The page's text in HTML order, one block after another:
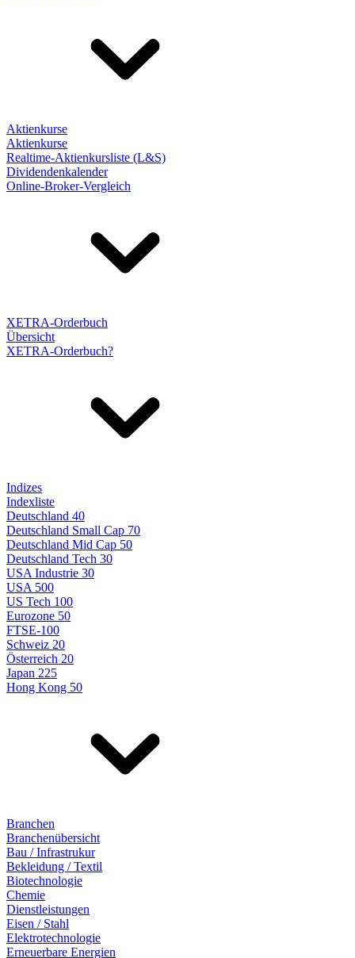
Aktienkurse
Aktienkurse
Realtime-Aktienkursliste (L&S)
Dividendenkalender
Online-Broker-Vergleich
XETRA-Orderbuch
Übersicht
XETRA-Orderbuch?
Indizes
Indexliste
Deutschland 40
Deutschland Small Cap 70
Deutschland Mid Cap 50
Deutschland Tech 30
USA Industrie 30
USA 500
US Tech 100
Eurozone 50
FTSE-100
Schweiz 20
Österreich 20
Japan 225
Hong Kong 50
Branchen
Branchenübersicht
Bau / Infrastrukur
Bekleidung / Textil
Biotechnologie
Chemie
Dienstleistungen
Eisen / Stahl
Elektrotechnologie
Erneuerbare Energien